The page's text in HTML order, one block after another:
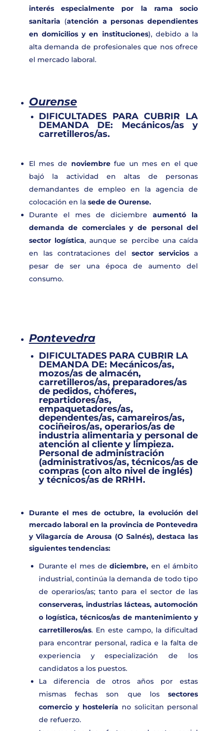
interés especialmente por la rama socio
sanitaria (atención a personas dependientes
en domicilios y en instituciones), debido a la
alta demanda de profesionales que nos ofrece
el mercado laboral.
Ourense
DIFICULTADES PARA CUBRIR LA
DEMANDA DE: Mecánicos/as y
carretilleros/as.
El mes de noviembrefue un mes en el que
bajó la actividad en altas de personas
demandantes de empleo en la agencia de
colocación en la sede de Ourense.
Durante el mes de diciembreaumentó la
demanda de comerciales y de personal del
sector logística, aunque se percibe una caída
en las contrataciones del sector serviciosa
pesar de ser una época de aumento del
consumo.
Pontevedra
DIFICULTADES PARA CUBRIR LA
DEMANDA DE: Mecánicos/as,
mozos/as de almacén,
carretilleros/as, preparadores/as
de pedidos, chóferes,
repartidores/as,
empaquetadores/as,
dependentes/as, camareiros/as,
cociñeiros/as, operarios/as de
industria alimentaria y personal de
atención al cliente y limpieza.
Personal de administración
(administrativos/as, técnicos/as de
compras (con alto nivel de inglés)
y técnicos/as de RRHH.
Durante el mes de octubre, la evolución del
mercado laboral en la provincia de Pontevedra
y Vilagarcía de Arousa (O Salnés), destaca las
siguientes tendencias:
Durante el mes dediciembre, en el ámbito
industrial, continúa la demanda de todo tipo
de operarios/as; tanto para el sector de las
conserveras, industrias lácteas, automoción
o logística, técnicos/as de mantenimiento y
carretilleros/as. En este campo, la dificultad
para encontrar personal, radica e la falta de
experiencia y especialización de los
candidatos a los puestos.
La diferencia de otros años por estas
mismas fechas son que lossectores
comercio y hostelería no solicitan personal
de refuerzo.